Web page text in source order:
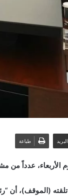
طباعة
عدداً من
(الموقف)، أن